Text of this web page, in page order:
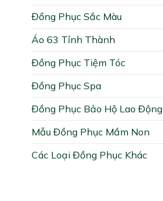
Đồng Phục Sắc Màu
Áo 63 Tỉnh Thành
Đồng Phục Tiệm Tóc
Đồng Phục Spa
Đồng Phục Bảo Hộ Lao Động
Mẫu Đồng Phục Mầm Non
Các Loại Đồng Phục Khác